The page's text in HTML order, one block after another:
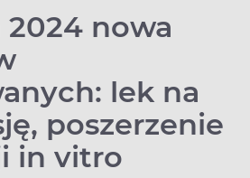
2024 nowa
lek na
poszerzenie
in vitro